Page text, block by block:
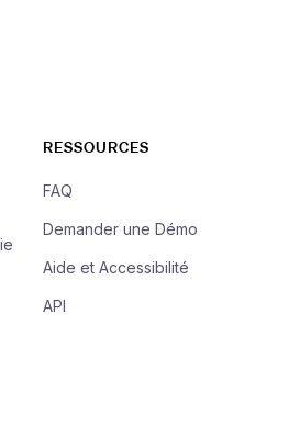
RESSOURCES
FAQ
Demander une Démo
Aide et Accessibilité
API